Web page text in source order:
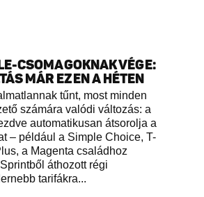
CSOMAGOKNAK VÉGE:
MÁR EZEN A HÉTEN
tűnt, most minden
számára valódi változás: a
automatikusan átsorolja a
– például a Simple Choice, T-
a Magenta családhoz
áthozott régi
tarifákra...